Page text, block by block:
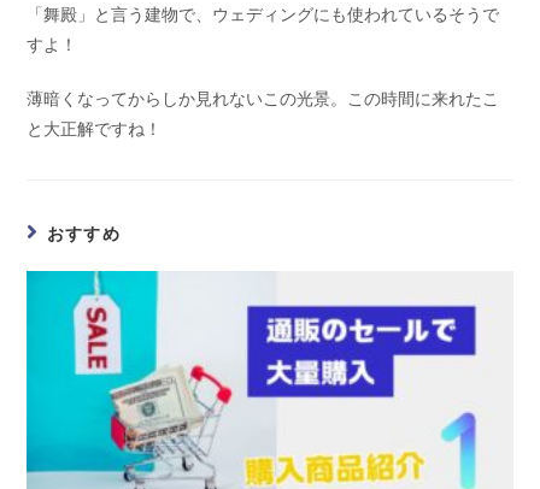
「舞殿」と言う建物で、ウェディングにも使われているそうで
すよ！
薄暗くなってからしか見れないこの光景。この時間に来れたこ
と大正解ですね！
おすすめ